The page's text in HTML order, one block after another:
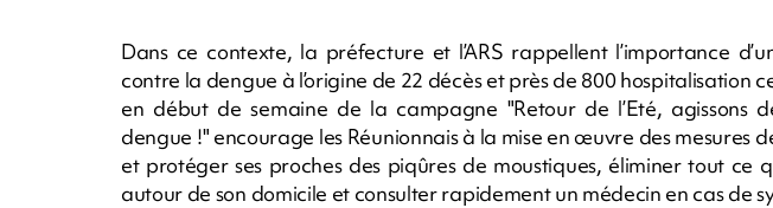
Dans ce contexte, la préfecture et l’ARS rappellent l’importance
contre la dengue à l’origine de 22 décès et près de 800 hospitalisation
en début de semaine de la campagne "Retour de l’Eté, agissons
dengue !" encourage les Réunionnais à la mise en œuvre des mesures
et protéger ses proches des piqûres de moustiques, éliminer tout ce
autour de son domicile et consulter rapidement un médecin en cas de